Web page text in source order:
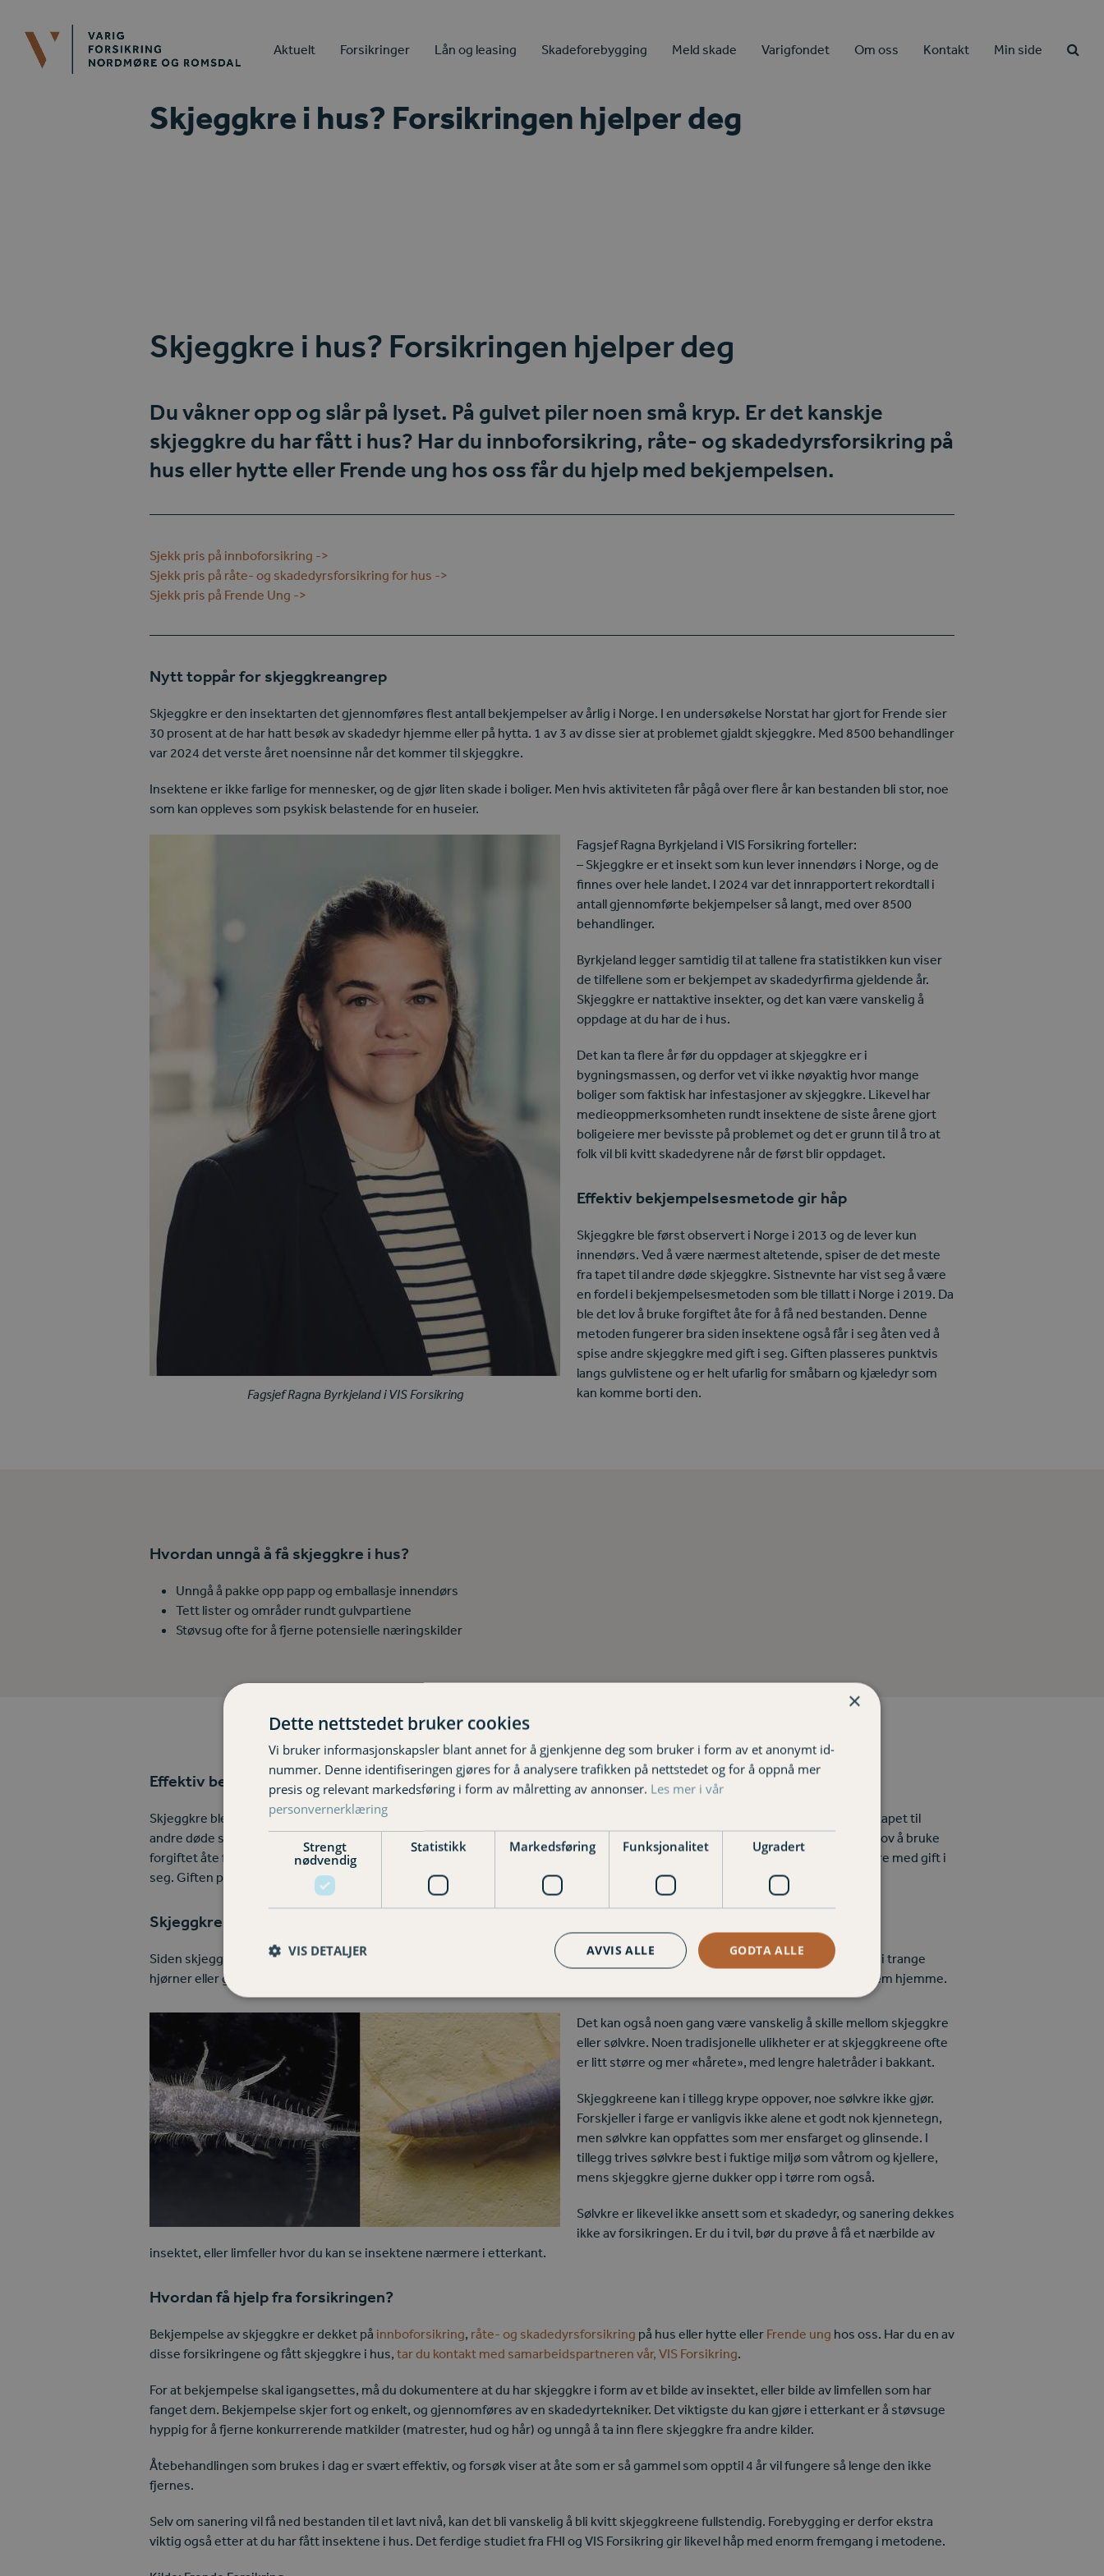
Aktuelt Forsikringer Lån og leasing Skadeforebygging Meld skade Varigfondet Om oss Kontakt Min side
Skjeggkre i hus? Forsikringen hjelper deg
Skjeggkre i hus? Forsikringen hjelper deg
Du våkner opp og slår på lyset. På gulvet piler noen små kryp. Er det kanskje
skjeggkre du har fått i hus? Har du innboforsikring, råte- og skadedyrsforsikring på
hus eller hytte eller Frende ung hos oss får du hjelp med bekjempelsen.
Sjekk pris på innboforsikring ->
Sjekk pris på råte- og skadedyrsforsikring for hus ->
Sjekk pris på Frende Ung ->
Nytt toppår for skjeggkreangrep
Skjeggkre er den insektarten det gjennomføres flest antall bekjempelser av årlig i Norge. I en undersøkelse Norstat har gjort for Frende sier
30 prosent at de har hatt besøk av skadedyr hjemme eller på hytta. 1 av 3 av disse sier at problemet gjaldt skjeggkre. Med 8500 behandlinger
var 2024 det verste året noensinne når det kommer til skjeggkre.
Insektene er ikke farlige for mennesker, og de gjør liten skade i boliger. Men hvis aktiviteten får pågå over flere år kan bestanden bli stor, noe
som kan oppleves som psykisk belastende for en huseier.
Fagsjef Ragna Byrkjeland i VIS Forsikring
Fagsjef Ragna Byrkjeland i VIS Forsikring forteller:
– Skjeggkre er et insekt som kun lever innendørs i Norge, og de
finnes over hele landet. I 2024 var det innrapportert rekordtall i
antall gjennomførte bekjempelser så langt, med over 8500
behandlinger.
Byrkjeland legger samtidig til at tallene fra statistikken kun viser
de tilfellene som er bekjempet av skadedyrfirma gjeldende år.
Skjeggkre er nattaktive insekter, og det kan være vanskelig å
oppdage at du har de i hus.
Det kan ta flere år før du oppdager at skjeggkre er i
bygningsmassen, og derfor vet vi ikke nøyaktig hvor mange
boliger som faktisk har infestasjoner av skjeggkre. Likevel har
medieoppmerksomheten rundt insektene de siste årene gjort
boligeiere mer bevisste på problemet og det er grunn til å tro at
folk vil bli kvitt skadedyrene når de først blir oppdaget.
Effektiv bekjempelsesmetode gir håp
Skjeggkre ble først observert i Norge i 2013 og de lever kun
innendørs. Ved å være nærmest altetende, spiser de det meste
fra tapet til andre døde skjeggkre. Sistnevnte har vist seg å være
en fordel i bekjempelsesmetoden som ble tillatt i Norge i 2019. Da
ble det lov å bruke forgiftet åte for å få ned bestanden. Denne
metoden fungerer bra siden insektene også får i seg åten ved å
spise andre skjeggkre med gift i seg. Giften plasseres punktvis
langs gulvlistene og er helt ufarlig for småbarn og kjæledyr som
kan komme borti den.
Hvordan unngå å få skjeggkre i hus?
Unngå å pakke opp papp og emballasje innendørs
Tett lister og områder rundt gulvpartiene
Støvsug ofte for å fjerne potensielle næringskilder
Effektiv bekjempelsesmetode gir håp
Skjeggkre ble først observert i Norge i 2013 og de lever kun innendørs. Ved å være nærmest altetende, spiser de det meste fra tapet til
andre døde skjeggkre. Sistnevnte har vist seg å være en fordel i bekjempelsesmetoden som ble tillatt i Norge i 2019. Da ble det lov å bruke
forgiftet åte for å få ned bestanden. Denne metoden fungerer bra siden insektene også får i seg åten ved å spise andre skjeggkre med gift i
seg. Giften plasseres punktvis langs gulvlistene og er helt ufarlig for småbarn og kjæledyr som kan komme borti den.
Skjeggkre eller sølvkre?
Siden skjeggkre er nattaktive dyr, vil du vanligvis først oppdage dem på morgenen når lyset først slås på. Da piler de ofte av sted i trange
hjørner eller gjemmesteder bak listene. Det tar opptil tre år før dyrene er fullvokste, derfor kan det ta lang tid før du oppdager dem hjemme.
Det kan også noen gang være vanskelig å skille mellom skjeggkre
eller sølvkre. Noen tradisjonelle ulikheter er at skjeggkreene ofte
er litt større og mer «hårete», med lengre haletråder i bakkant.
Skjeggkreene kan i tillegg krype oppover, noe sølvkre ikke gjør.
Forskjeller i farge er vanligvis ikke alene et godt nok kjennetegn,
men sølvkre kan oppfattes som mer ensfarget og glinsende. I
tillegg trives sølvkre best i fuktige miljø som våtrom og kjellere,
mens skjeggkre gjerne dukker opp i tørre rom også.
Sølvkre er likevel ikke ansett som et skadedyr, og sanering dekkes
ikke av forsikringen. Er du i tvil, bør du prøve å få et nærbilde av
insektet, eller limfeller hvor du kan se insektene nærmere i etterkant.
Hvordan få hjelp fra forsikringen?
Bekjempelse av skjeggkre er dekket på innboforsikring, råte- og skadedyrsforsikring på hus eller hytte eller Frende ung hos oss. Har du en av
disse forsikringene og fått skjeggkre i hus, tar du kontakt med samarbeidspartneren vår, VIS Forsikring.
For at bekjempelse skal igangsettes, må du dokumentere at du har skjeggkre i form av et bilde av insektet, eller bilde av limfellen som har
fanget dem. Bekjempelse skjer fort og enkelt, og gjennomføres av en skadedyrtekniker. Det viktigste du kan gjøre i etterkant er å støvsuge
hyppig for å fjerne konkurrerende matkilder (matrester, hud og hår) og unngå å ta inn flere skjeggkre fra andre kilder.
Åtebehandlingen som brukes i dag er svært effektiv, og forsøk viser at åte som er så gammel som opptil 4 år vil fungere så lenge den ikke
fjernes.
Selv om sanering vil få ned bestanden til et lavt nivå, kan det bli vanskelig å bli kvitt skjeggkreene fullstendig. Forebygging er derfor ekstra
viktig også etter at du har fått insektene i hus. Det ferdige studiet fra FHI og VIS Forsikring gir likevel håp med enorm fremgang i metodene.
×
Dette nettstedet bruker cookies
Vi bruker informasjonskapsler blant annet for å gjenkjenne deg som bruker i form av et anonymt id-
nummer. Denne identifiseringen gjøres for å analysere trafikken på nettstedet og for å oppnå mer
presis og relevant markedsføring i form av målretting av annonser. Les mer i vår
personvernerklæring
Strengt
nødvendig
Statistikk Markedsføring Funksjonalitet Ugradert
GODTA ALLE
AVVIS ALLE
VIS DETALJER